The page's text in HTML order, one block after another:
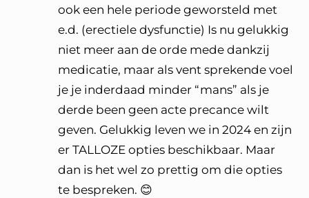
ook een hele periode geworsteld met
e.d. (erectiele dysfunctie) Is nu gelukkig
niet meer aan de orde mede dankzij
medicatie, maar als vent sprekende voel
je je inderdaad minder “mans” als je
derde been geen acte precance wilt
geven. Gelukkig leven we in 2024 en zijn
er TALLOZE opties beschikbaar. Maar
dan is het wel zo prettig om die opties
te bespreken. 😊